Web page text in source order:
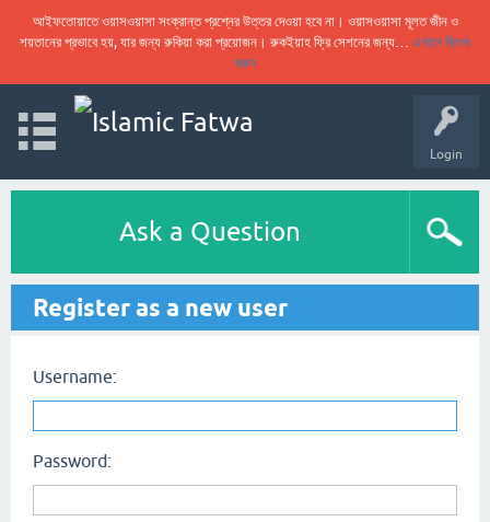
আইফতোয়াতে ওয়াসওয়াসা সংক্রান্ত প্রশ্নের উত্তর দেওয়া হবে না। ওয়াসওয়াসা মূলত জীন ও
শয়তানের প্রভাবে হয়, যার জন্য রুকিয়া করা প্রয়োজন। রুকইয়াহ ফ্রি সেশনের জন্য… এখানে ক্লিক
করুন
Login
Ask a Question
Register as a new user
Username:
Password: